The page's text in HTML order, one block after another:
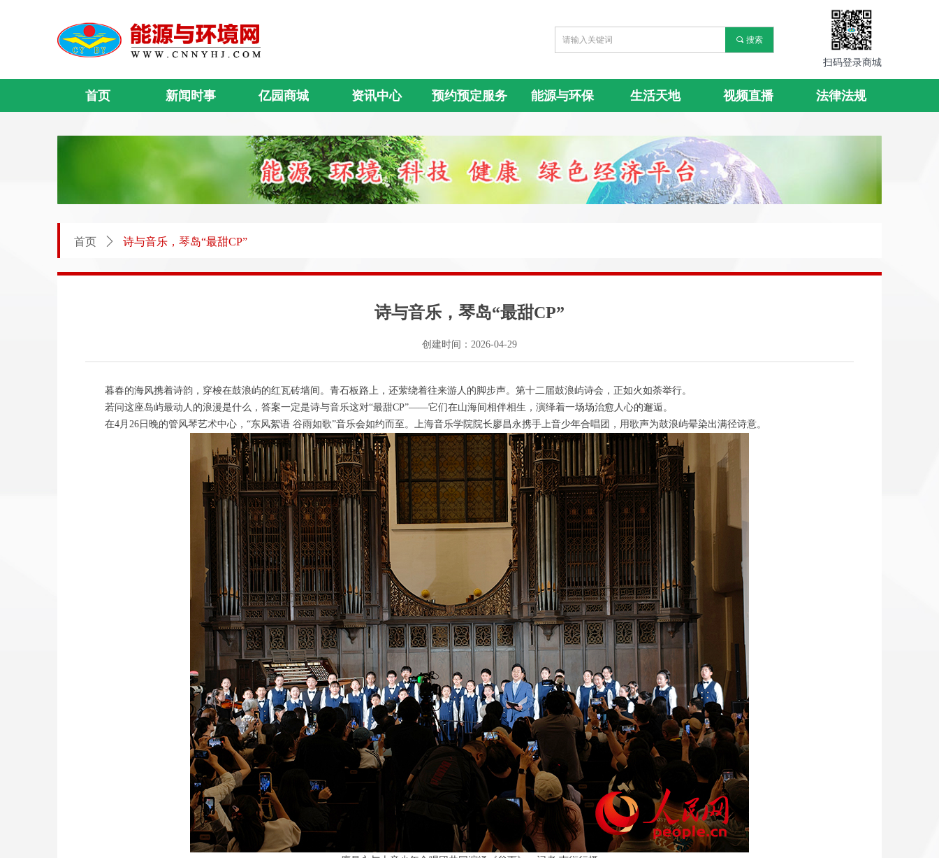
首页 新闻时事 亿园商城 资讯中心 预约预定服务 能源与环保 生活天地 视频直播 法律法规
끠 搜索
扫码登录商城
首页 ꄲ 诗与音乐，琴岛“最甜CP”
诗与音乐，琴岛“最甜CP”
创建时间： 2026-04-29
暮春的海风携着诗韵，穿梭在鼓浪屿的红瓦砖墙间。青石板路上，还萦绕着往来游人的脚步声。第十二届鼓浪屿诗会，正如火如荼举行。
若问这座岛屿最动人的浪漫是什么，答案一定是诗与音乐这对“最甜CP”——它们在山海间相伴相生，演绎着一场场治愈人心的邂逅。
在4月26日晚的管风琴艺术中心，“东风絮语 谷雨如歌”音乐会如约而至。上海音乐学院院长廖昌永携手上音少年合唱团，用歌声为鼓浪屿晕染出满径诗意。